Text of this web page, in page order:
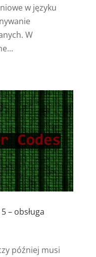
w języku
W
– obsługa
później musi